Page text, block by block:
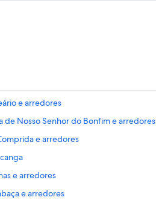
e arredores
de Nosso Senhor do Bonfim e arredores
e arredores
e arredores
e arredores